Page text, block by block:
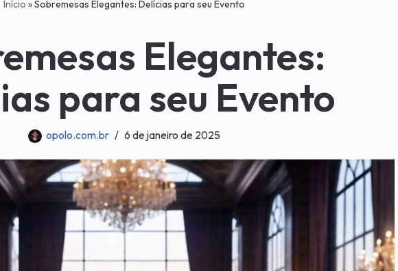
Início »Sobremesas Elegantes: Delícias para seu Evento
Elegantes:
para seu Evento
opolo.com.br 6 de janeiro de 2025